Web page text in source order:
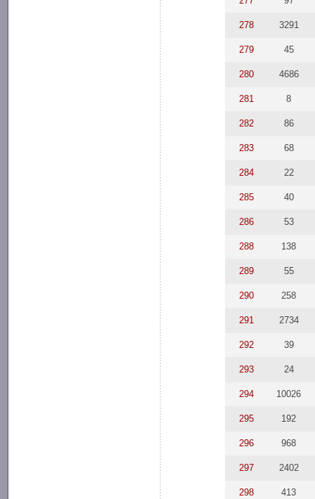
278 3291
279 45
280 4686
281 8
282 86
283 68
284 22
285 40
286 53
288 138
289 55
290 258
291 2734
292 39
293 24
294 10026
295 192
296 968
297 2402
298 413